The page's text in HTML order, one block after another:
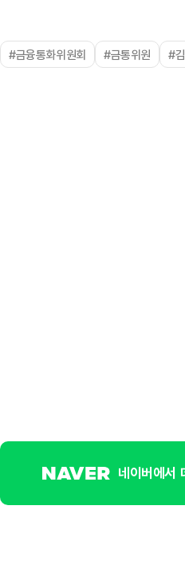
#금융통화위원회 #금통위원 #
네이버에서